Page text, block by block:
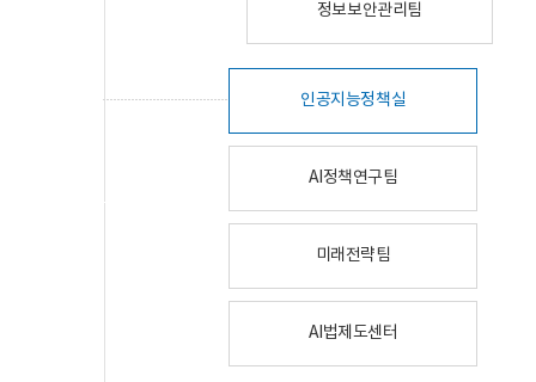
정보보안관리팀
인공지능정책실
AI정책연구팀
미래전략팀
AI법제도센터